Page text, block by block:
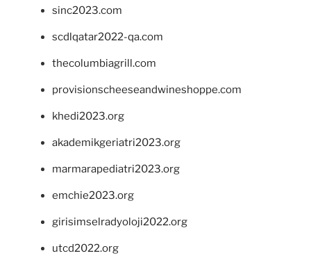
sinc2023.com
scdlqatar2022-qa.com
thecolumbiagrill.com
provisionscheeseandwineshoppe.com
khedi2023.org
akademikgeriatri2023.org
marmarapediatri2023.org
emchie2023.org
girisimselradyoloji2022.org
utcd2022.org